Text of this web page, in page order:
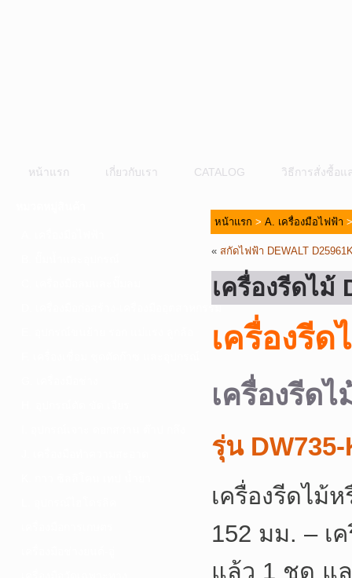
หน้าแรก เกี่ยวกับเรา CATALOG วิธีการสั่งซื้อแ
D. เครื่องมือก่อสร้าง-เครื่องมืออุตสาหกรรม
หน้าแรก > A. เครื่องมือไฟฟ้า
« สกัดไฟฟ้า DEWALT
เครื่องรีดไม้
เครื่องรีด
เครื่องรีด
รุ่น DW735-
เครื่องรีดไม้
152 มม. – เ
แล้ว 1 ชุด แ